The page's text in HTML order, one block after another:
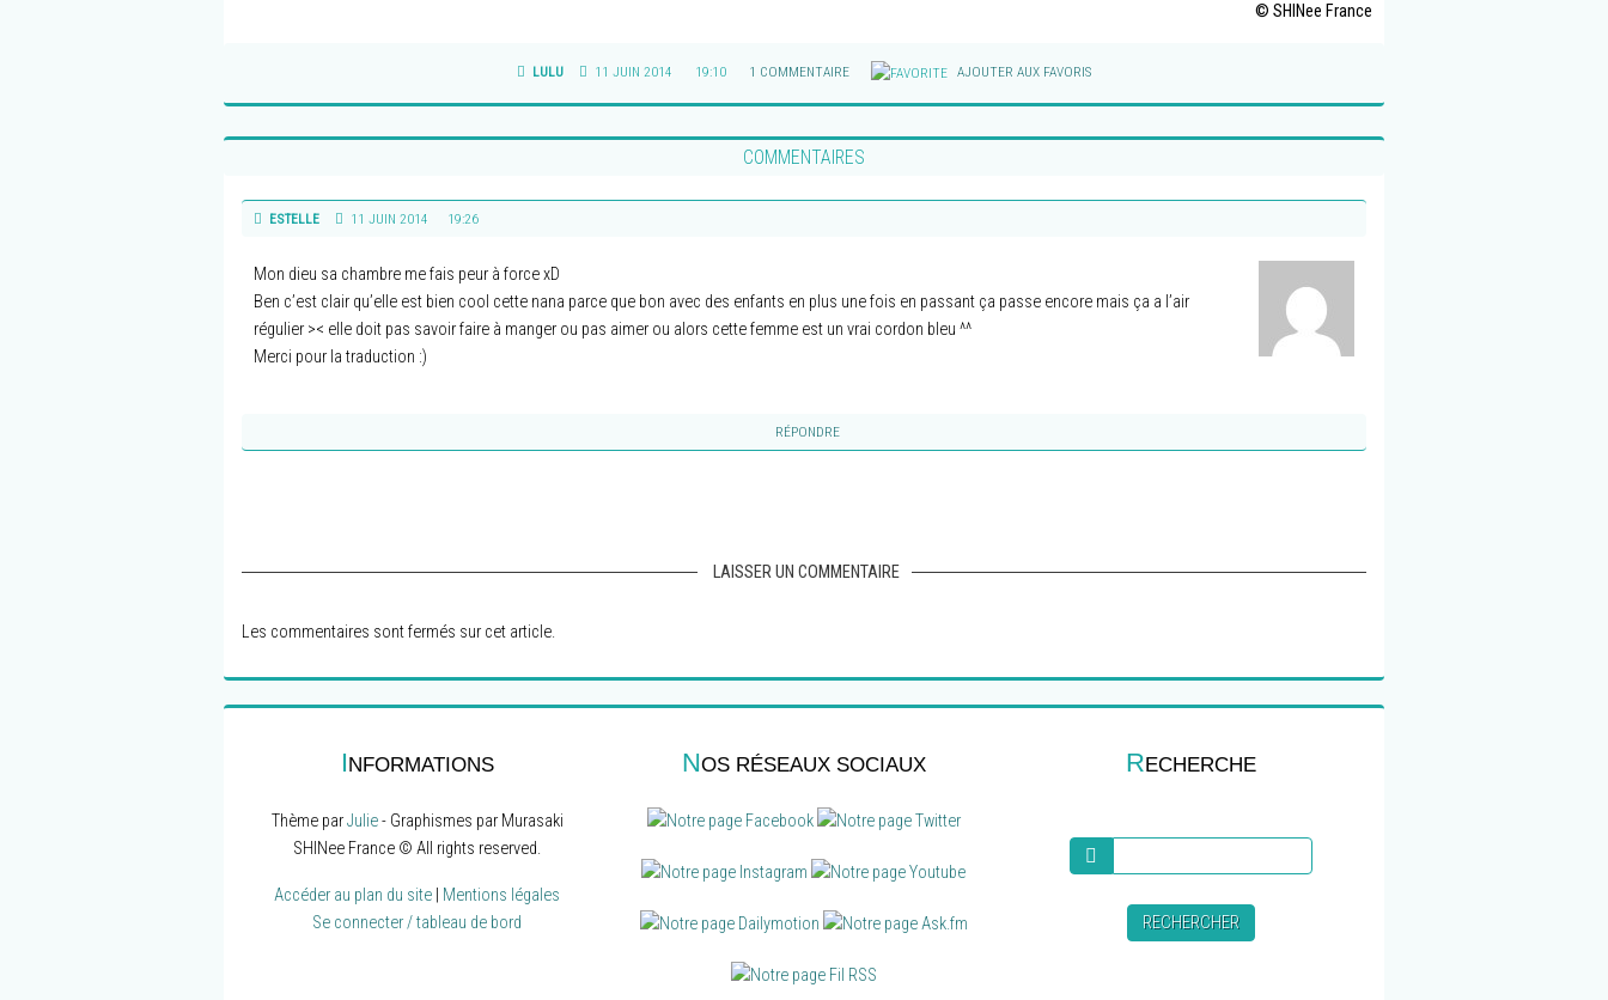
© SHINee France
LULU 11 JUIN 2014 19:10 1 COMMENTAIRE AJOUTER AUX FAVORIS
COMMENTAIRES
ESTELLE 11 JUIN 2014 19:26
Mon dieu sa chambre me fais peur à force xD
Ben c’est clair qu’elle est bien cool cette nana parce que bon avec des enfants en plus une fois en passant ça passe encore mais ça a l’air
régulier >< elle doit pas savoir faire à manger ou pas aimer ou alors cette femme est un vrai cordon bleu ^^
Merci pour la traduction :)
RÉPONDRE
LAISSER UN COMMENTAIRE
Les commentaires sont fermés sur cet article.
INFORMATIONS
Thème parJulie- Graphismes par Murasaki
SHINee France © All rights reserved.
Accéder au plan du site Mentions légales
Se connecter / tableau de bord
NOS RÉSEAUX SOCIAUX RECHERCHE
RECHERCHER